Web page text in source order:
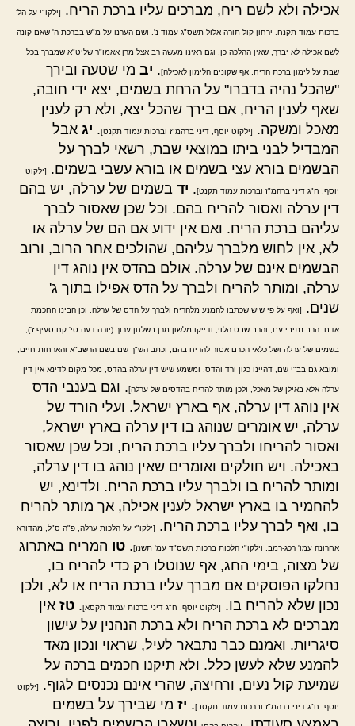
אכילה ולא לשם ריח, מברכים עליו ברכת הריח.
[ילקו"י על הל'
ברכות עמוד תקנח. ירחון קול תורה אלול תשס"ג עמוד נ'. ושם הערנו על מ"ש בברכת ה' שאם קונה
לשם אכילה לא יברך, שאין ההלכה כן, וגם ראינו מעשה רב אצל מרן אאמו"ר שליט"א שמברך בכל
שבת על לימון ברכת הריח, אף שקונים הלימון לאכילה]. יב מי שטעה ובירך
"שהכל נהיה בדברו" על הרחת בשמים, יצא ידי חובה,
שאף לענין הריח, אם בירך שהכל יצא, ולא רק לענין
מאכל ומשקה.
[ילקוט יוסף, דיני ברהמ"ז וברכות עמוד תקנט]. יג אבל
המבדיל לבני ביתו במוצאי שבת, רשאי לברך על
הבשמים בורא עצי בשמים או בורא עשבי בשמים.
[ילקוט
יוסף, ח"ג דיני ברהמ"ז וברכות עמוד תקנט]. יד בשמים של ערלה, יש בהם
דין ערלה ואסור להריח בהם. וכל שכן שאסור לברך
עליהם ברכת הריח. ואם אין ידוע אם הם של ערלה או
לא, אין לחוש מלברך עליהם, שהולכים אחר הרוב, ורוב
הבשמים אינם של ערלה. אולם בהדס אין נוהג דין
ערלה, ומותר להריח ולברך על הדס אפילו בתוך ג'
שנים.
[ואף על פי שיש שכתבו להמנע מלהריח ולברך על הדס של ערלה, וכן הבינו החכמת
אדם, הרב נתיבי עם, והרב שבט הלוי, ודייקו מלשון מרן בשלחן ערוך (יורה דעה סי' קח סעיף ז'),
בשמים של ערלה ושל כלאי הכרם אסור להריח בהם, וכתב הש"ך שם בשם הרשב"א והארחות חיים,
ומובא גם בב"י שם, דהיינו כגון ורד והדס. ומשמע שיש דין ערלה בהדס, מכל מקום לדינא אין דין
ערלה אלא באילן של מאכל, ולכן מותר להריח בהדסים של ערלה]. וגם בענבי הדס
אין נוהג דין ערלה, אף בארץ ישראל. ועלי הורד של
ערלה, יש אומרים שנוהג בו דין ערלה בארץ ישראל,
ואסור להריחו ולברך עליו ברכת הריח, וכל שכן שאסור
באכילה. ויש חולקים ואומרים שאין נוהג בו דין ערלה,
ומותר להריח בו ולברך עליו ברכת הריח. ולדינא, יש
להחמיר בו בארץ ישראל לענין אכילה, אך מותר להריח
בו, ואף לברך עליו ברכת הריח.
[ילקו"י על הלכות ערלה, פ"ה ס"ל, מהדורא
אחרונה עמו' רכג-רמב. וילקו"י הלכות ברכות תשס"ד עמ' תשנז]. טו המריח באתרוג
של מצוה, בימי החג, אף שנוטלו רק כדי להריח בו,
נחלקו הפוסקים אם מברך עליו ברכת הריח או לא, ולכן
נכון שלא להריח בו.
[ילקוט יוסף, ח"ג דיני ברכות עמוד תקסא]. טז אין
מברכים לא ברכת הריח ולא ברכת הנהנין על עישון
סיגריות. ואמנם כבר נתבאר לעיל, שראוי ונכון מאד
להמנע שלא לעשן כלל. ולא תיקנו חכמים ברכה על
שמיעת קול נעים, ורחיצה, שהרי אינם נכנסים לגוף.
[ילקוט
יוסף, ח"ג דיני ברהמ"ז וברכות עמוד תקסב]. יז מי שבירך על בשמים